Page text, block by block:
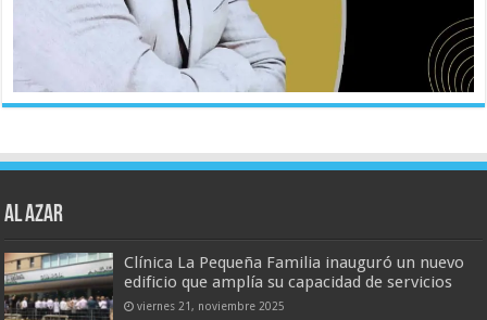
AL AZAR
Clínica La Pequeña Familia inauguró un nuevo
edificio que amplía su capacidad de servicios
viernes 21, noviembre 2025